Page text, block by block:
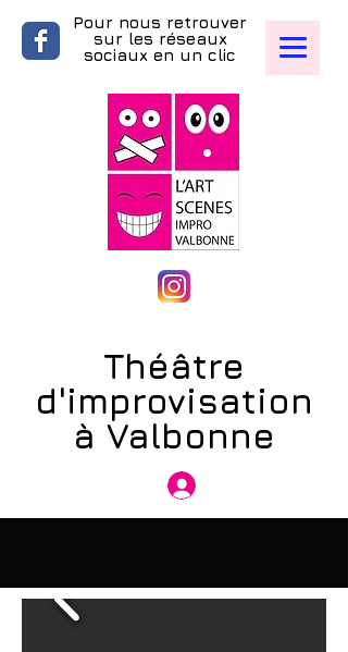
Pour nous retrouver
sur les réseaux
sociaux en un clic
Théâtre
d'improvisation
à Valbonne